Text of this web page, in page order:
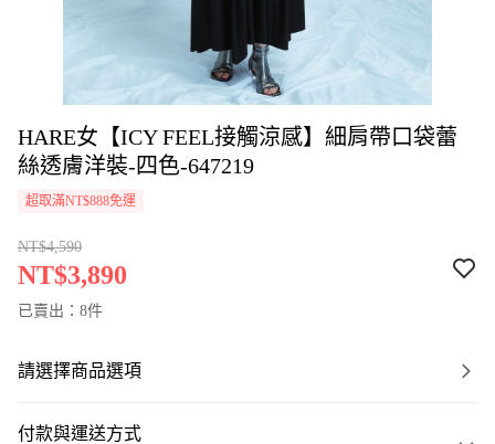
HARE女【ICY FEEL接觸涼感】細肩帶口袋蕾
絲透膚洋裝-四色-647219
超取滿NT$888免運
NT$4,590
NT$3,890
已賣出：8件
請選擇商品選項
付款與運送方式